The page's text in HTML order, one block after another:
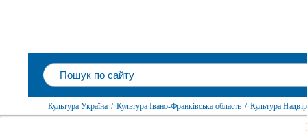
Культура Україна / Культура Івано-Франківська область / Культура